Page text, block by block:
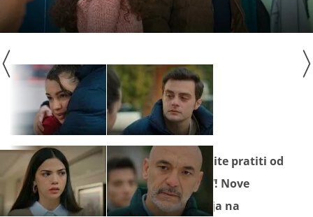
Seriju "Snaga obitelji" ne propustite pratiti od
ponedjeljka do petka na Novoj TV! Nove
epizode pogledajte prije emitiranja na